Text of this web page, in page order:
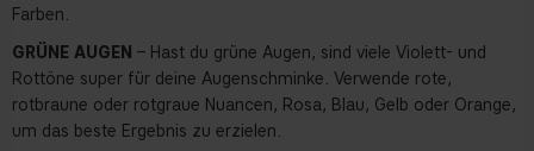
Farben.
GRÜNE AUGEN – Hast du grüne Augen, sind viele Violett- und
Rottöne super für deine Augenschminke. Verwende rote,
rotbraune oder rotgraue Nuancen, Rosa, Blau, Gelb oder Orange,
um das beste Ergebnis zu erzielen.